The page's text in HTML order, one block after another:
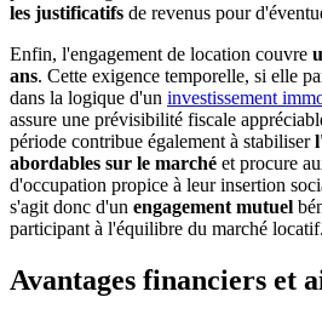
les justificatifs de revenus pour
Enfin, l'engagement de location couvre
ans. Cette exigence temporelle, si elle
dans la logique d'un investissement
assure une prévisibilité fiscale
période contribue également à stabiliser
abordables sur le marché et procure
d'occupation propice à leur insertion
s'agit donc d'un engagement mutuel
participant à l'équilibre du marché locatif.
Avantages financiers et